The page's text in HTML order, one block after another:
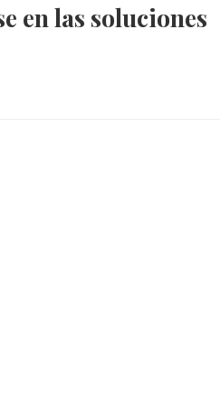
en las soluciones